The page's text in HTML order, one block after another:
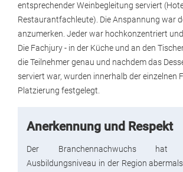
entsprechender Weinbegleitung serviert
Restaurantfachleute). Die Anspannung war
anzumerken. Jeder war hochkonzentriert
Die Fachjury - in der Küche und an den
die Teilnehmer genau und nachdem das
serviert war, wurden innerhalb der einzelnen
Platzierung festgelegt.
Anerkennung und Respekt
Der Branchennachwuchs
Ausbildungsniveau in der Region